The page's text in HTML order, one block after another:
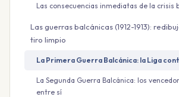
Las consecuencias inmediatas de la crisis
Las guerras balcánicas (1912-1913):
tiro limpio
La Primera Guerra Balcánica: la Liga
La Segunda Guerra Balcánica: los
entre sí